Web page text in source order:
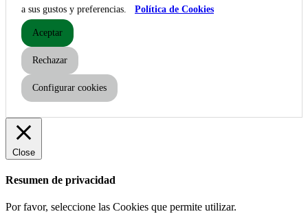
a sus gustos y preferencias.
Política de Cookies
Aceptar
Rechazar
Configurar cookies
Close
Resumen de privacidad
Por favor, seleccione las Cookies que permite utilizar.